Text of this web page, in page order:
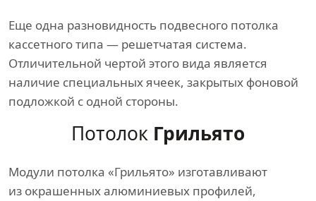
Еще одна разновидность подвесного потолка
кассетного типа — решетчатая система.
Отличительной чертой этого вида является
наличие специальных ячеек, закрытых фоновой
подложкой с одной стороны.
Потолок Грильято
Модули потолка «Грильято» изготавливают
из окрашенных алюминиевых профилей,